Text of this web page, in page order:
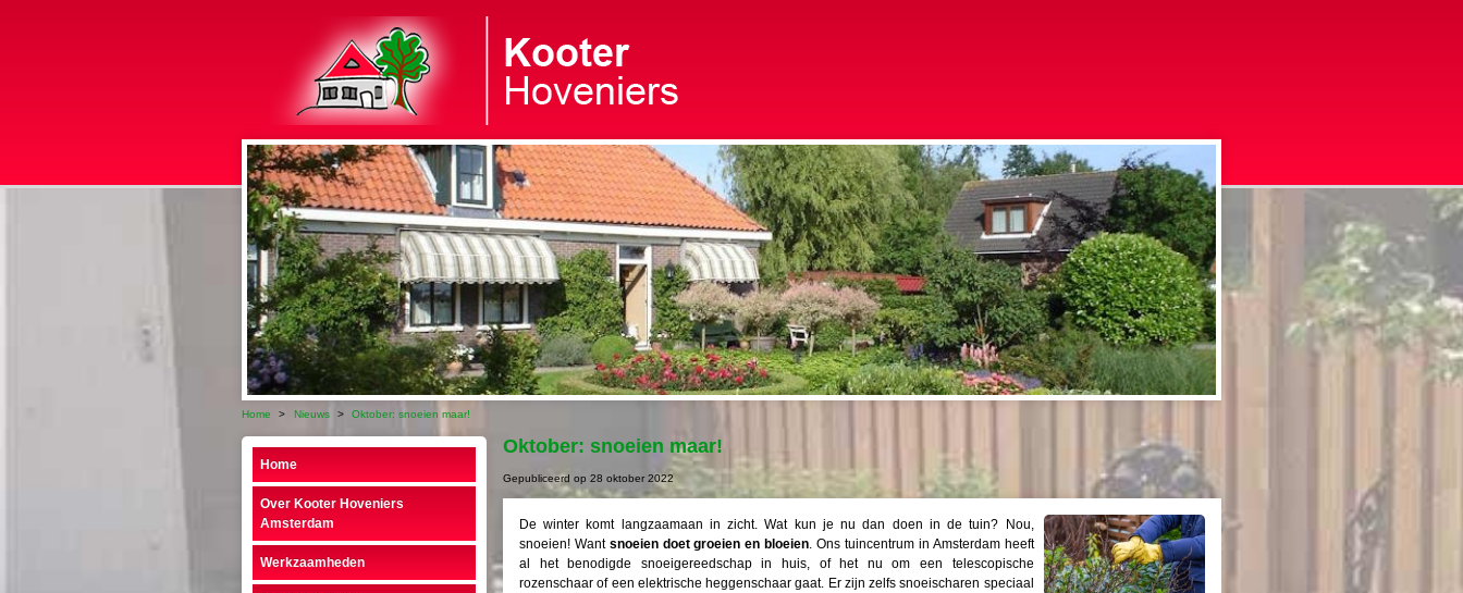
Home > Nieuws > Oktober: snoeien maar!
Oktober: snoeien maar!
Gepubliceerd op 28 oktober 2022
De winter komt langzaamaan in zicht. Wat kun je nu dan doen in de tuin? Nou,
snoeien! Want snoeien doet groeien en bloeien. Ons tuincentrum in Amsterdam heeft
al het benodigde snoeigereedschap in huis, of het nu om een telescopische
rozenschaar of een elektrische heggenschaar gaat. Er zijn zelfs snoeischaren speciaal
Home
Over Kooter Hoveniers
Amsterdam
Werkzaamheden